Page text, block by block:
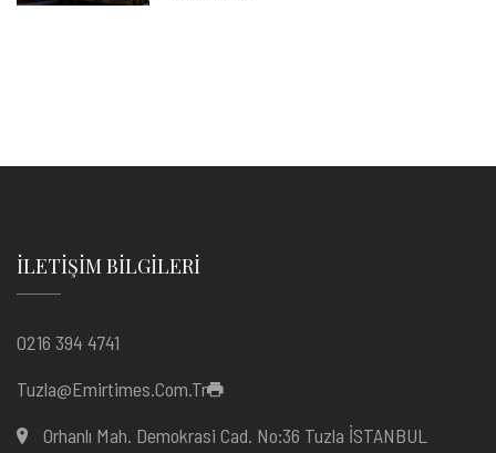
İLETIŞIM BILGILERI
0216 394 4741
Tuzla@emirtimes.com.tr
Orhanlı Mah. Demokrasi Cad. No:36 Tuzla İSTANBUL